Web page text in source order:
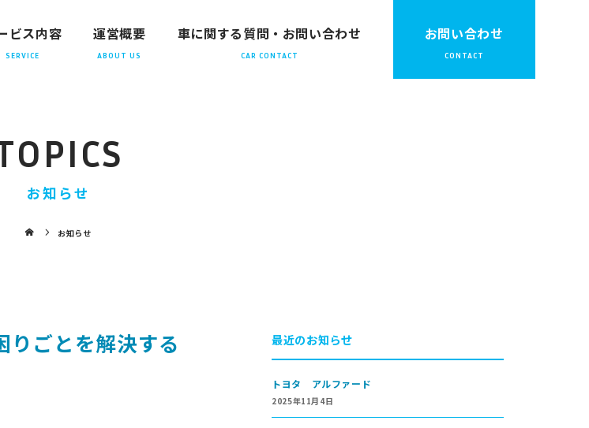
ビス内容 運営概要 車に関する質問・お問い合わせ お問い合わせ
お知らせ
お知らせ
りごとを解決する
最近のお知らせ
トヨタ アルファード
2025年11月4日